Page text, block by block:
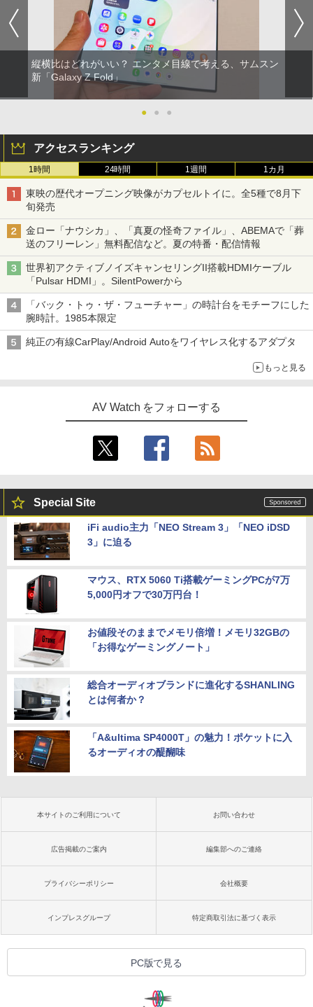
縦横比はどれがいい？ エンタメ目線で考える、サムスン
新「Galaxy Z Fold」
● ● ●
アクセスランキング
1時間 24時間 1週間 1カ月
東映の歴代オープニング映像がカプセルトイに。全5種で8月下
旬発売
金ロー「ナウシカ」、「真夏の怪奇ファイル」、ABEMAで「葬
送のフリーレン」無料配信など。夏の特番・配信情報
世界初アクティブノイズキャンセリングII搭載HDMIケーブル
「Pulsar HDMI」。SilentPowerから
「バック・トゥ・ザ・フューチャー」の時計台をモチーフにした
腕時計。1985本限定
純正の有線CarPlay/Android Autoをワイヤレス化するアダプタ
もっと見る
AV Watch をフォローする
Special Site
iFi audio主力「NEO Stream 3」「NEO iDSD
3」に迫る
マウス、RTX 5060 Ti搭載ゲーミングPCが7万
5,000円オフで30万円台！
お値段そのままでメモリ倍増！メモリ32GBの
「お得なゲーミングノート」
総合オーディオブランドに進化するSHANLING
とは何者か？
「A&ultima SP4000T」の魅力！ポケットに入
るオーディオの醍醐味
本サイトのご利用について お問い合わせ
広告掲載のご案内 編集部へのご連絡
プライバシーポリシー 会社概要
インプレスグループ 特定商取引法に基づく表示
PC版で見る